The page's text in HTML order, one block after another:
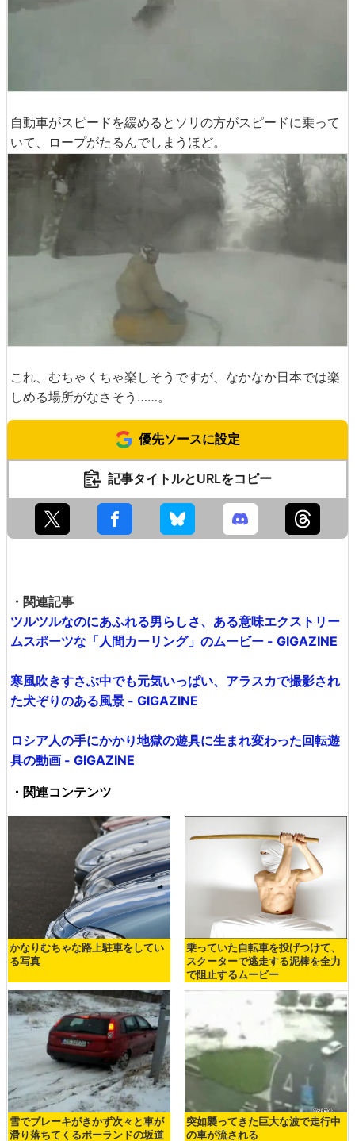
自動車がスピードを緩めるとソリの方がスピードに乗って
いて、ロープがたるんでしまうほど。
これ、むちゃくちゃ楽しそうですが、なかなか日本では楽
しめる場所がなさそう……。
優先ソースに設定
記事タイトルとURLをコピー
・関連記事
ツルツルなのにあふれる男らしさ、ある意味エクストリー
ムスポーツな「人間カーリング」のムービー - GIGAZINE
寒風吹きすさぶ中でも元気いっぱい、アラスカで撮影され
た犬ぞりのある風景 - GIGAZINE
ロシア人の手にかかり地獄の遊具に生まれ変わった回転遊
具の動画 - GIGAZINE
・関連コンテンツ
かなりむちゃな路上駐車をしてい
る写真
乗っていた自転車を投げつけて、
スクーターで逃走する泥棒を全力
で阻止するムービー
雪でブレーキがきかず次々と車が
滑り落ちてくるポーランドの坂道
突如襲ってきた巨大な波で走行中
の車が流される